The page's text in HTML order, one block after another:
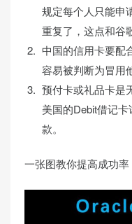
规定每个人只能申
重复了，这点和谷
中国的信用卡要配
容易被判断为冒用
预付卡或礼品卡是
美国的Debit借记
款。
一张图教你提高成功率